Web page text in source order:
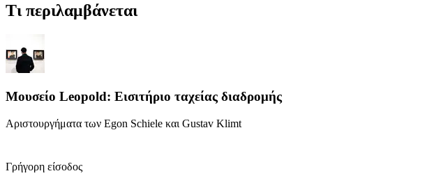
Τι περιλαμβάνεται
Μουσείο Leopold: Εισιτήριο ταχείας διαδρομής
Αριστουργήματα των Egon Schiele και Gustav Klimt
Γρήγορη είσοδος